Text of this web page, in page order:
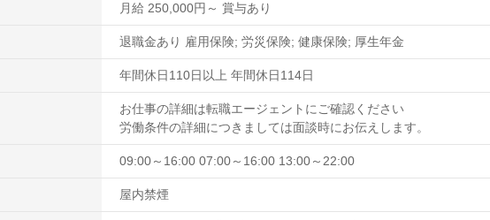
月給 250,000円～ 賞与あり
退職金あり 雇用保険; 労災保険; 健康保険; 厚生年金
年間休日110日以上 年間休日114日
お仕事の詳細は転職エージェントにご確認ください
労働条件の詳細につきましては面談時にお伝えします。
09:00～16:00 07:00～16:00 13:00～22:00
屋内禁煙